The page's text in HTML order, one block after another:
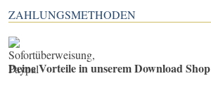
ZAHLUNGSMETHODEN
Deine Vorteile in unserem Download Shop